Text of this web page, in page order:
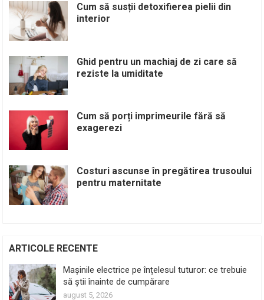
Cum să susții detoxifierea pielii din
interior
Ghid pentru un machiaj de zi care să
reziste la umiditate
Cum să porți imprimeurile fără să
exagerezi
Costuri ascunse în pregătirea trusoului
pentru maternitate
ARTICOLE RECENTE
Mașinile electrice pe înțelesul tuturor: ce trebuie
să știi înainte de cumpărare
august 5, 2026